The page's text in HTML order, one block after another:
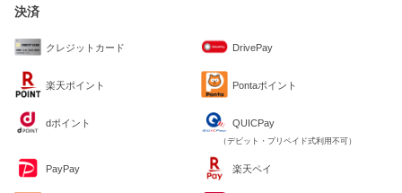
決済
クレジットカード DrivePay
楽天ポイント Pontaポイント
dポイント QUICPay
（デビット・プリペイド式利用不可）
PayPay 楽天ペイ